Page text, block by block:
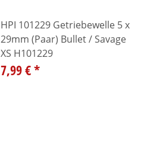
HPI 101229 Getriebewelle 5 x
29mm (Paar) Bullet / Savage
XS H101229
7,99 €*